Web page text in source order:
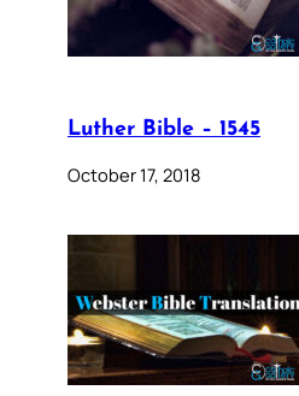
Luther Bible – 1545
October 17, 2018